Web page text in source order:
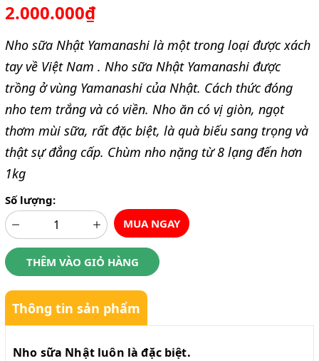
2.000.000₫
Nho sữa Nhật Yamanashi là một trong loại được xách
tay về Việt Nam . Nho sữa Nhật Yamanashi được
trồng ở vùng Yamanashi của Nhật. Cách thức đóng
nho tem trắng và có viền. Nho ăn có vị giòn, ngọt
thơm mùi sữa, rất đặc biệt, là quà biếu sang trọng và
thật sự đẳng cấp. Chùm nho nặng từ 8 lạng đến hơn
1kg
Số lượng:
MUA NGAY
THÊM VÀO GIỎ HÀNG
Thông tin sản phẩm
Nho sữa Nhật luôn là đặc biệt.